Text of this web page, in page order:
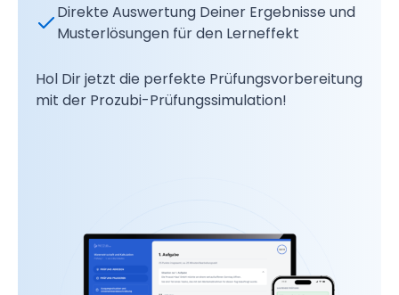
Direkte Auswertung Deiner Ergebnisse und
Musterlösungen für den Lerneffekt
Hol Dir jetzt die perfekte Prüfungsvorbereitung
mit der Prozubi-Prüfungssimulation!